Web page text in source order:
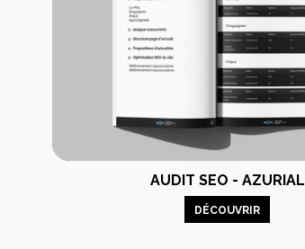
AUDIT SEO - AZURIAL
DÉCOUVRIR